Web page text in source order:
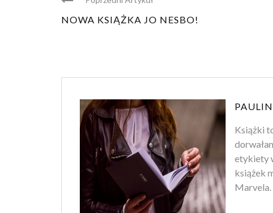
NOWA KSIĄŻKA JO NESBO!
Książki
etykiety
książek
Marvela.